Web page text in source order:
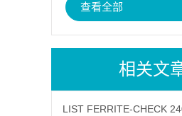
查看全部
相关文